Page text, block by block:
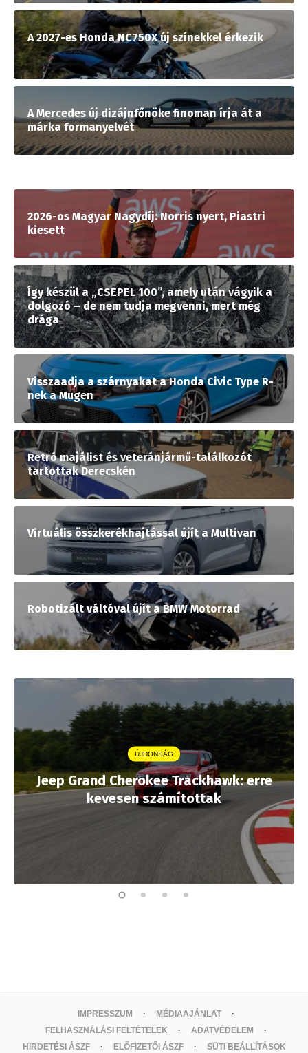
A 2027-es Honda NC750X új színekkel érkezik
A Mercedes új dizájnfőnöke finoman írja át a
márka formanyelvét
2026-os Magyar Nagydíj: Norris nyert, Piastri
kiesett
Így készül a „CSEPEL 100”, amely után vágyik a
dolgozó – de nem tudja megvenni, mert még
drága
Visszaadja a szárnyakat a Honda Civic Type R-
nek a Mugen
Retró majálist és veteránjármű-találkozót
tartottak Derecskén
Virtuális összkerékhajtással újít a Multivan
Robotizált váltóval újít a BMW Motorrad
ÚJDONSÁG
Jeep Grand Cherokee Trackhawk: erre
kevesen számítottak
IMPRESSZUM
MÉDIAAJÁNLAT
FELHASZNÁLÁSI FELTÉTELEK
ADATVÉDELEM
HIRDETÉSI ÁSZF
ELŐFIZETŐI ÁSZF SÜTI BEÁLLÍTÁSOK